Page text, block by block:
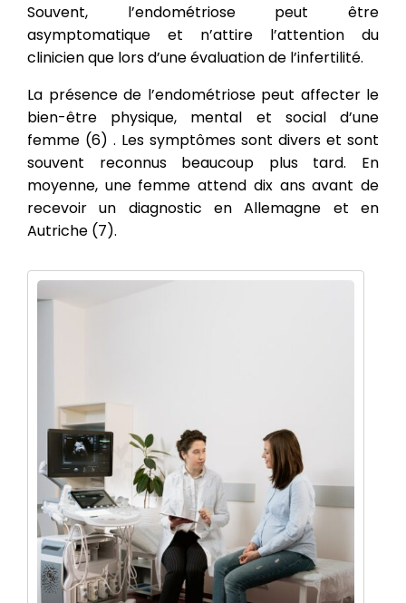
Souvent, l’endométriose peut être
asymptomatique et n’attire l’attention du
clinicien que lors d’une évaluation de l’infertilité.
La présence de l’endométriose peut affecter le
bien-être physique, mental et social d’une
femme (6) . Les symptômes sont divers et sont
souvent reconnus beaucoup plus tard. En
moyenne, une femme attend dix ans avant de
recevoir un diagnostic en Allemagne et en
Autriche (7).